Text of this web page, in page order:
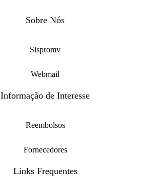
Sobre Nós
Sispromv
Webmail
Informação de Interesse
Reembolsos
Fornecedores
Links Frequentes